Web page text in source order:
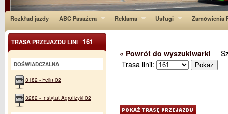
Rozkład jazdy ABC Pasażera Reklama Usługi Zamówienia
« Powrót do wyszukiwarki
Trasa linii:
TRASA PRZEJAZDU LINI 161
DOŚWIADCZALNA
3182 - Felin 02
3282 - Instytut Agrofizyki 02